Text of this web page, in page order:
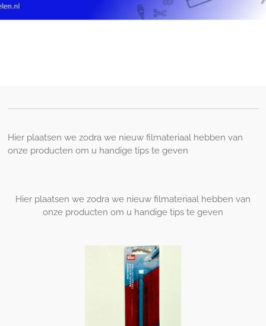
Hier plaatsen we zodra we nieuw filmateriaal hebben van
onze producten om u handige tips te geven
Hier plaatsen we zodra we nieuw filmateriaal hebben van
onze producten om u handige tips te geven